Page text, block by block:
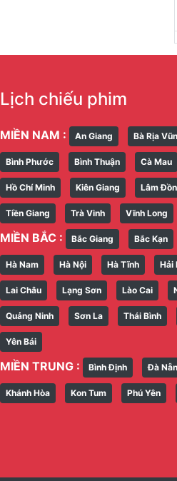
Lịch chiếu phim
MIỀN NAM : An Giang Bà Rịa
Bình Phước Bình Thuận Cà Mau
Hồ Chí Minh Kiên Giang Lâm
Tiền Giang Trà Vinh Vĩnh Long
MIỀN BẮC : Bắc Giang Bắc Kạn
Hà Nam Hà Nội Hà Tĩnh Hải
Lai Châu Lạng Sơn Lào Cai
Quảng Ninh Sơn La Thái Bình
Yên Bái
MIỀN TRUNG : Bình Định Đà
Khánh Hòa Kon Tum Phú Yên